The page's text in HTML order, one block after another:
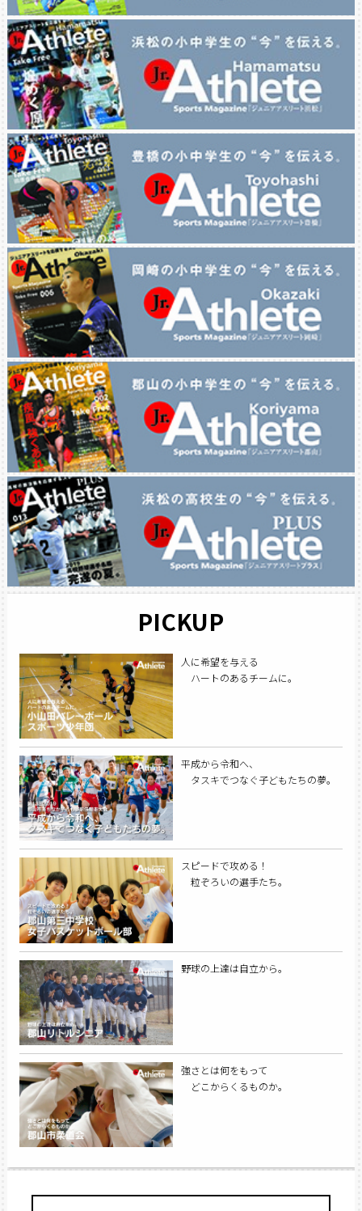
PICKUP
人に希望を与える
ハートのあるチームに。
平成から令和へ、
タスキでつなぐ子どもたちの夢。
スピードで攻める！
粒ぞろいの選手たち。
野球の上達は自立から。
強さとは何をもって
どこからくるものか。